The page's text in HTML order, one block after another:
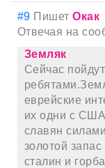
#9 ПишетОкак
Отвечая на
Земляк
Сейчас
еврейские
их одни с
славян
золотой
сталин и